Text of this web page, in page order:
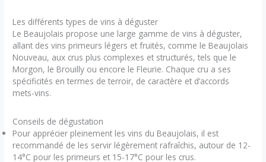
Les différents types de vins à déguster
Le Beaujolais propose une large gamme de vins à déguster,
allant des vins primeurs légers et fruités, comme le Beaujolais
Nouveau, aux crus plus complexes et structurés, tels que le
Morgon, le Brouilly ou encore le Fleurie. Chaque cru a ses
spécificités en termes de terroir, de caractère et d’accords
mets-vins.
Conseils de dégustation
Pour apprécier pleinement les vins du Beaujolais, il est
recommandé de les servir légèrement rafraîchis, autour de 12-
14°C pour les primeurs et 15-17°C pour les crus.